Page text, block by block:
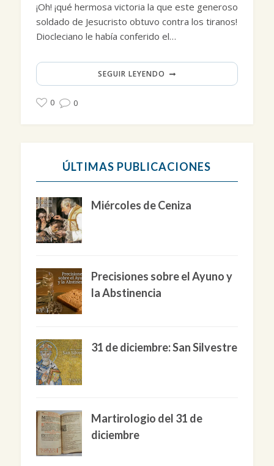
¡Oh! ¡qué hermosa victoria la que este generoso
soldado de Jesucristo obtuvo contra los tiranos!
Diocleciano le había conferido el…
SEGUIR LEYENDO
0 0
ÚLTIMAS PUBLICACIONES
Miércoles de Ceniza
Precisiones sobre el Ayuno y
la Abstinencia
31 de diciembre: San Silvestre
Martirologio del 31 de
diciembre